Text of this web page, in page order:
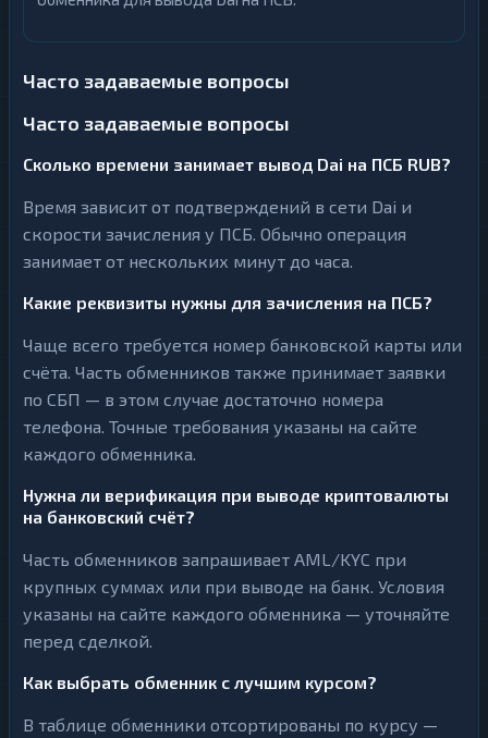
Часто задаваемые вопросы
Часто задаваемые вопросы
Сколько времени занимает вывод Dai на ПСБ RUB?
Время зависит от подтверждений в сети Dai и
скорости зачисления у ПСБ. Обычно операция
занимает от нескольких минут до часа.
Какие реквизиты нужны для зачисления на ПСБ?
Чаще всего требуется номер банковской карты или
счёта. Часть обменников также принимает заявки
по СБП — в этом случае достаточно номера
телефона. Точные требования указаны на сайте
каждого обменника.
Нужна ли верификация при выводе криптовалюты
на банковский счёт?
Часть обменников запрашивает AML/KYC при
крупных суммах или при выводе на банк. Условия
указаны на сайте каждого обменника — уточняйте
перед сделкой.
Как выбрать обменник с лучшим курсом?
В таблице обменники отсортированы по курсу —